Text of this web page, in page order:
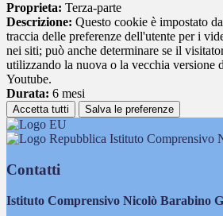
Proprieta: Terza-parte
Descrizione: Questo cookie è impostato
traccia delle preferenze dell'utente per i
nei siti; può anche determinare se il
utilizzando la nuova o la vecchia versione
Youtube.
Durata: 6 mesi
Accetta tutti Salva le preferenze
Istituto Comprensivo
Contatti
Istituto Comprensivo Nicolò Barabino